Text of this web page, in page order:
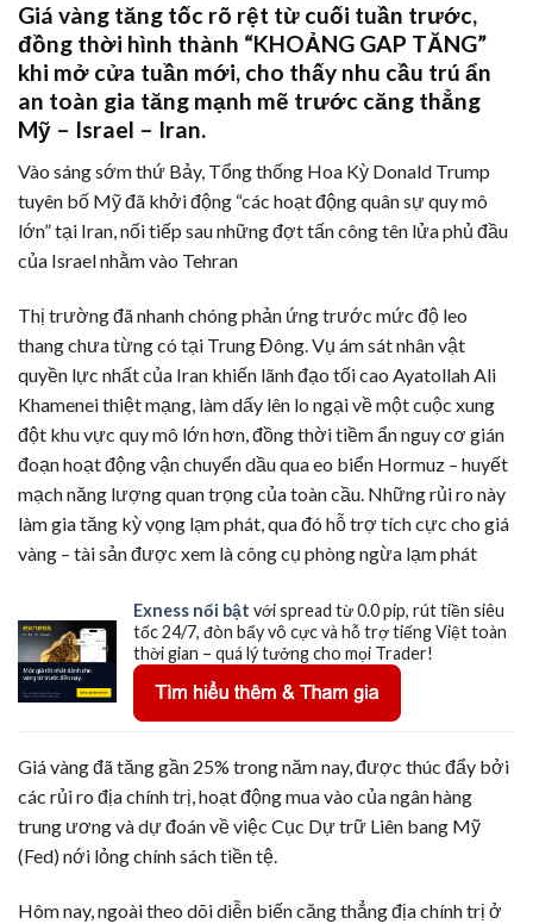
Giá vàng tăng tốc rõ rệt từ cuối tuần trước,
đồng thời hình thành “KHOẢNG GAP TĂNG”
khi mở cửa tuần mới, cho thấy nhu cầu trú ẩn
an toàn gia tăng mạnh mẽ trước căng thẳng
Mỹ – Israel – Iran.
Vào sáng sớm thứ Bảy, Tổng thống Hoa Kỳ Donald Trump
tuyên bố Mỹ đã khởi động “các hoạt động quân sự quy mô
lớn” tại Iran, nối tiếp sau những đợt tấn công tên lửa phủ đầu
của Israel nhằm vào Tehran
Thị trường đã nhanh chóng phản ứng trước mức độ leo
thang chưa từng có tại Trung Đông. Vụ ám sát nhân vật
quyền lực nhất của Iran khiến lãnh đạo tối cao Ayatollah Ali
Khamenei thiệt mạng, làm dấy lên lo ngại về một cuộc xung
đột khu vực quy mô lớn hơn, đồng thời tiềm ẩn nguy cơ gián
đoạn hoạt động vận chuyển dầu qua eo biển Hormuz – huyết
mạch năng lượng quan trọng của toàn cầu. Những rủi ro này
làm gia tăng kỳ vọng lạm phát, qua đó hỗ trợ tích cực cho giá
vàng – tài sản được xem là công cụ phòng ngừa lạm phát
Exness nổi bật với spread từ 0.0 pip, rút tiền siêu
tốc 24/7, đòn bẩy vô cực và hỗ trợ tiếng Việt toàn
thời gian – quá lý tưởng cho mọi Trader!
Giá vàng đã tăng gần 25% trong năm nay, được thúc đẩy bởi
các rủi ro địa chính trị, hoạt động mua vào của ngân hàng
trung ương và dự đoán về việc Cục Dự trữ Liên bang Mỹ
(Fed) nới lỏng chính sách tiền tệ.
Hôm nay, ngoài theo dõi diễn biến căng thẳng địa chính trị ở